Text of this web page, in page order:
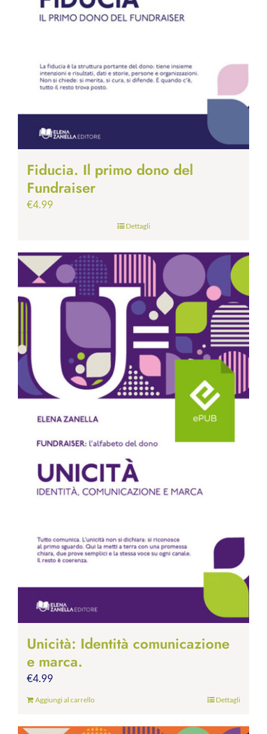
Fiducia. Il primo dono del
Fundraiser
€4.99
Dettagli
Unicità: Identità comunicazione
e marca.
€4.99
Aggiungi al carrello Dettagli